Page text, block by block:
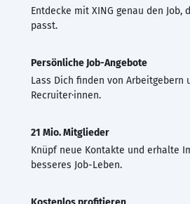
Entdecke mit XING genau den Job,
passt.
Persönliche Job-Angebote
Lass Dich finden von Arbeitgebern
Recruiter·innen.
21 Mio. Mitglieder
Knüpf neue Kontakte und erhalte
besseres Job-Leben.